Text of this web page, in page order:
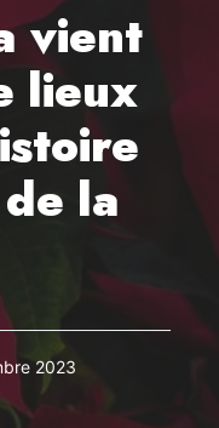
vient
lieux
la
2023